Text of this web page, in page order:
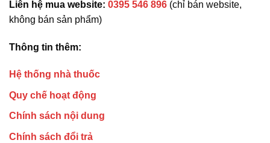
Liên hệ mua website: 0395 546 896 (chỉ bán website,
không bán sản phẩm)
Thông tin thêm:
Hệ thống nhà thuốc
Quy chế hoạt động
Chính sách nội dung
Chính sách đổi trả